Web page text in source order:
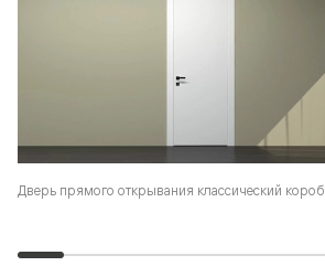
Дверь прямого открывания классический короб